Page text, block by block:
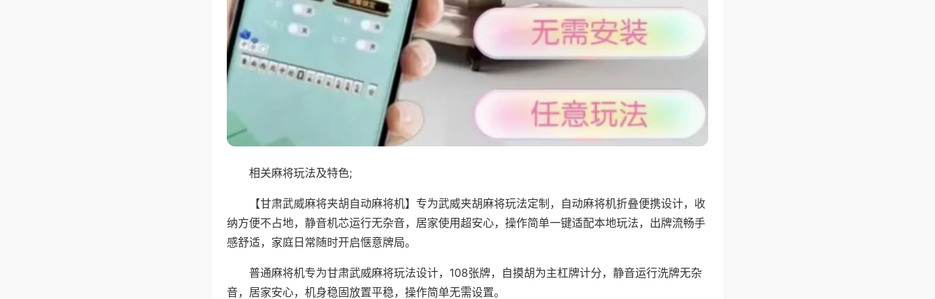
相关麻将玩法及特色;
【甘肃武威麻将夹胡自动麻将机】专为武威夹胡麻将玩法定制，自动麻将机折叠便携设计，收
纳方便不占地，静音机芯运行无杂音，居家使用超安心，操作简单一键适配本地玩法，出牌流畅手
感舒适，家庭日常随时开启惬意牌局。
普通麻将机专为甘肃武威麻将玩法设计，108张牌，自摸胡为主杠牌计分，静音运行洗牌无杂
音，居家安心，机身稳固放置平稳，操作简单无需设置。